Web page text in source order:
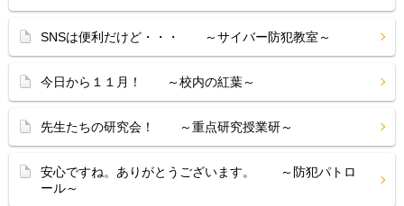
SNSは便利だけど・・・ ～サイバー防犯教室～
今日から１１月！ ～校内の紅葉～
先生たちの研究会！ ～重点研究授業研～
安心ですね。ありがとうございます。 ～防犯パトロ
ール～